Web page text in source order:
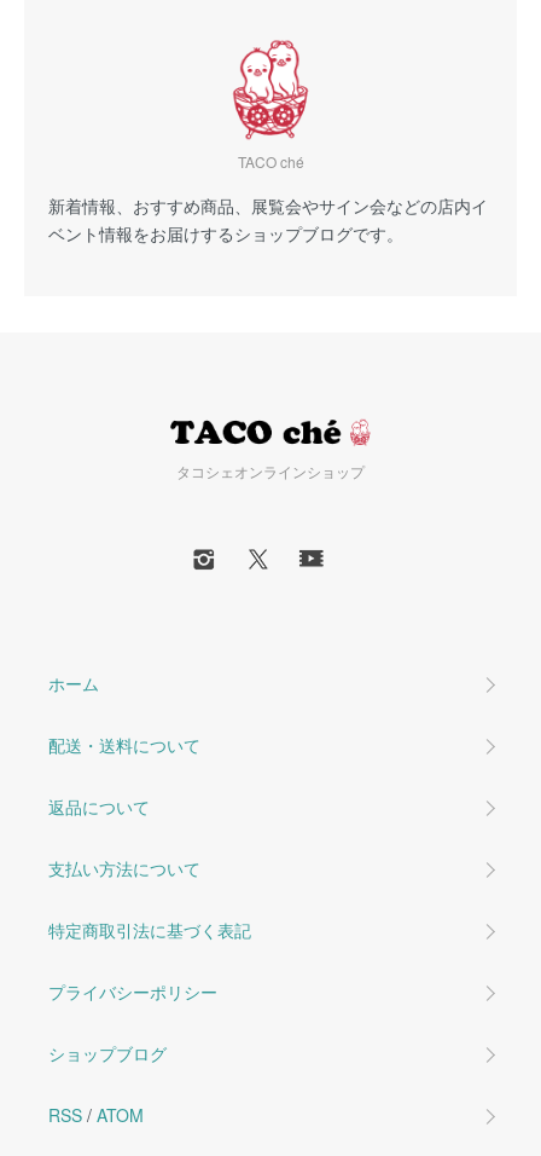
TACO ché
新着情報、おすすめ商品、展覧会やサイン会などの店内イ
ベント情報をお届けするショップブログです。
タコシェオンラインショップ
ホーム
配送・送料について
返品について
支払い方法について
特定商取引法に基づく表記
プライバシーポリシー
ショップブログ
RSS / ATOM